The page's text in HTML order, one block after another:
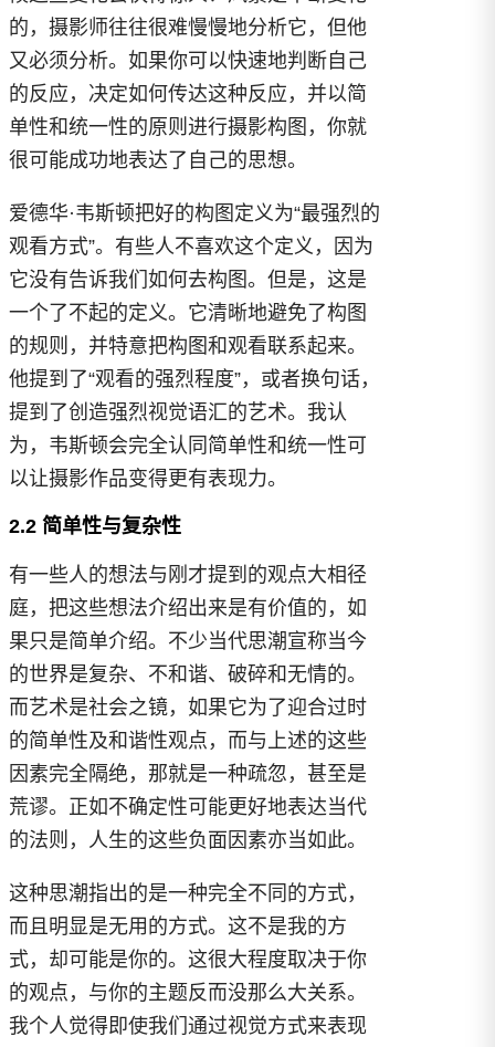
的，摄影师往往很难慢慢地分析它，但他
又必须分析。如果你可以快速地判断自己
的反应，决定如何传达这种反应，并以简
单性和统一性的原则进行摄影构图，你就
很可能成功地表达了自己的思想。
爱德华·韦斯顿把好的构图定义为“最强烈的
观看方式”。有些人不喜欢这个定义，因为
它没有告诉我们如何去构图。但是，这是
一个了不起的定义。它清晰地避免了构图
的规则，并特意把构图和观看联系起来。
他提到了“观看的强烈程度”，或者换句话，
提到了创造强烈视觉语汇的艺术。我认
为，韦斯顿会完全认同简单性和统一性可
以让摄影作品变得更有表现力。
2.2 简单性与复杂性
有一些人的想法与刚才提到的观点大相径
庭，把这些想法介绍出来是有价值的，如
果只是简单介绍。不少当代思潮宣称当今
的世界是复杂、不和谐、破碎和无情的。
而艺术是社会之镜，如果它为了迎合过时
的简单性及和谐性观点，而与上述的这些
因素完全隔绝，那就是一种疏忽，甚至是
荒谬。正如不确定性可能更好地表达当代
的法则，人生的这些负面因素亦当如此。
这种思潮指出的是一种完全不同的方式，
而且明显是无用的方式。这不是我的方
式，却可能是你的。这很大程度取决于你
的观点，与你的主题反而没那么大关系。
我个人觉得即使我们通过视觉方式来表现